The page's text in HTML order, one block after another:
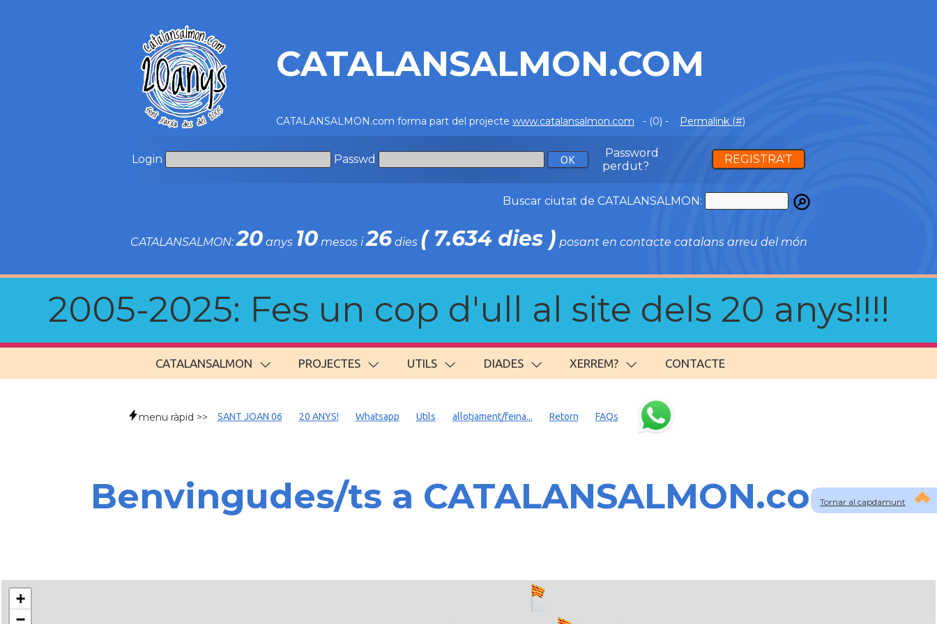
CATALANSALMON.COM
CATALANSALMON.com forma part del projecte www.catalansalmon.com - (0) - Permalink (#)
Login Passwd
Password
perdut?
REGISTRA'T
Buscar ciutat de CATALANSALMON:
CATALANSALMON:20anys 10mesos i26dies ( 7.634 dies ) posant en contacte catalans arreu del món
2005-2025: Fes un cop d'ull al site dels 20 anys!!!!
CATALANSALMON PROJECTES UTILS DIADES XERREM? CONTACTE
Tornar al capdamunt
menu ràpid >> SANT JOAN 06 20 ANYS! Whatsapp Utils allotjament/feina... Retorn FAQs
Benvingudes/ts a CATALANSALMON.com
+
−